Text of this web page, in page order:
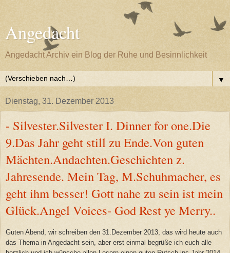
Angedacht
Angedacht Archiv ein Blog der Ruhe und Besinnlichkeit
▼
Dienstag, 31. Dezember 2013
- Silvester.Silvester I. Dinner for one.Die
9.Das Jahr geht still zu Ende.Von guten
Mächten.Andachten.Geschichten z.
Jahresende. Mein Tag, M.Schuhmacher, es
geht ihm besser! Gott nahe zu sein ist mein
Glück.Angel Voices- God Rest ye Merry..
Guten Abend, wir schreiben den 31.Dezember 2013, das wird heute auch
das Thema in Angedacht sein, aber erst einmal begrüße ich euch alle